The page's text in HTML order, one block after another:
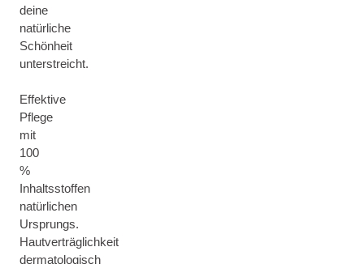
deine
natürliche
Schönheit
unterstreicht.
Effektive
Pflege
mit
100
%
Inhaltsstoffen
natürlichen
Ursprungs.
Hautverträglichkeit
dermatologisch